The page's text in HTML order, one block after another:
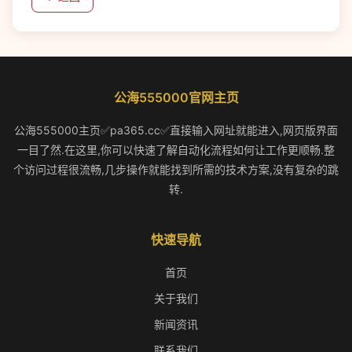
公海555000官网主页
公海555000主页✅pa365.cc✅直接输入网址就能进入,网页版界面
一目了然.在这里,你可以快速了解自动化流程如何让工作更顺畅.整
个访问过程很流畅,几步操作就能找到所需的技术方案,没有复杂的跳
转.
快速导航
首页
关于我们
新闻资讯